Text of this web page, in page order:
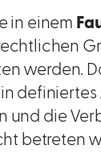
in einem
werden.
die
betreten